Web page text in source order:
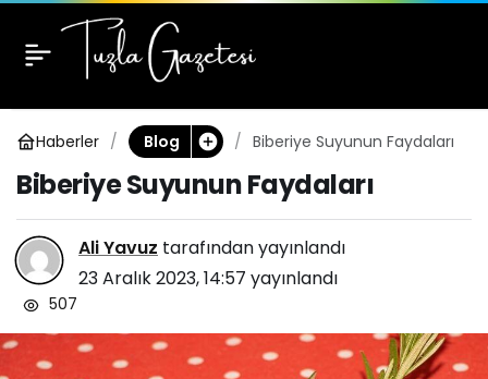
Haberler Blog Biberiye Suyunun Faydaları
Biberiye Suyunun Faydaları
Ali Yavuz tarafından yayınlandı
23 Aralık 2023, 14:57 yayınlandı
507
Biberiye Suyunun